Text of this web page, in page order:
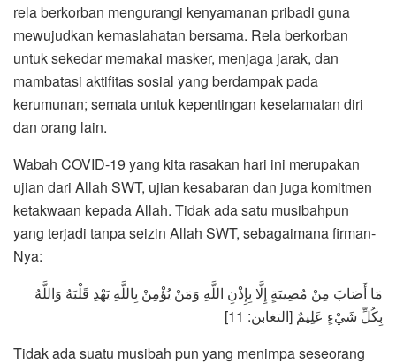
rela berkorban mengurangi kenyamanan pribadi guna
mewujudkan kemaslahatan bersama. Rela berkorban
untuk sekedar memakai masker, menjaga jarak, dan
mambatasi aktifitas sosial yang berdampak pada
kerumunan; semata untuk kepentingan keselamatan diri
dan orang lain.
Wabah COVID-19 yang kita rasakan hari ini merupakan
ujian dari Allah SWT, ujian kesabaran dan juga komitmen
ketakwaan kepada Allah. Tidak ada satu musibahpun
yang terjadi tanpa seizin Allah SWT, sebagaimana firman-
Nya:
مَا أَصَابَ مِنْ مُصِيبَةٍ إِلَّا بِإِذْنِ اللَّهِ وَمَنْ يُؤْمِنْ بِاللَّهِ يَهْدِ قَلْبَهُ وَاللَّهُ
بِكُلِّ شَيْءٍ عَلِيمٌ [التغابن: 11]
Tidak ada suatu musibah pun yang menimpa seseorang